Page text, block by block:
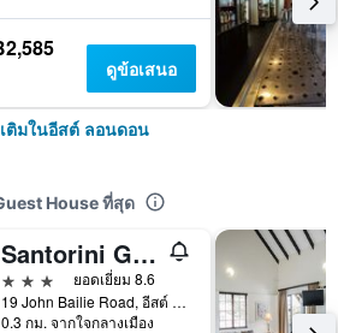
ดูข้อเสนอ
ติมในอีสต์ ลอนดอน
House ที่สุด
Santorini Guesthouse
3 ดาว
ยอดเยี่ยม 8.6
19 John Bailie Road, อีสต์ ลอนดอน, อีสเทิร์น เคป, แอฟริกาใต้
0.3 กม. จากใจกลางเมือง